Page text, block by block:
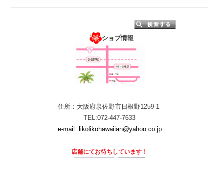
ショプ情報
住所：大阪府泉佐野市日根野1259-1
TEL:072-447-7633
e-mail
likolikohawaiian@yahoo.co.jp
店舗にてお待ちしています！